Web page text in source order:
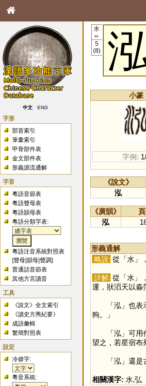
中文 ENG
字形
部首索引
筆畫索引
甲骨部件表
金文部件表
形義源流通解
字音
粵語音節表
粵語聲母表
粵語韻母表
粵語分類字表:
粵語注音系統對照表
[聲母 |韻母 |聲調]
普通話音節表
其他方言讀音
工具
《說文》全文索引
《讀史方輿紀要》
成語彙輯
繁簡對照表
設定
冷僻字:
粵音系統:
水
85
5
(8)
小篆
字例:
《說文》
泓
《廣韻》
泓
形義通解
略說: 從「水」
詳解: 從「水」
運，狀滔天以淼
「泓」也表
狗。」
「泓」可用
望之，若星宿布
「泓」還是
相關漢字: 水,弘